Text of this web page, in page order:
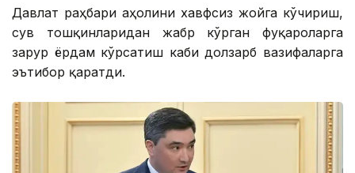
Давлат раҳбари аҳолини хавфсиз жойга кўчириш,
сув тошқинларидан жабр кўрган фуқароларга
зарур ёрдам кўрсатиш каби долзарб вазифаларга
эътибор қаратди.